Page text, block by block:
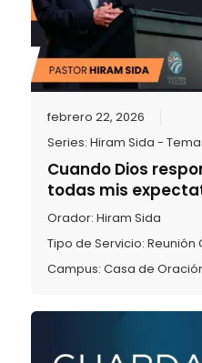
febrero 22, 2026
Series: Hiram Sida -
Cuando Dios
todas mis
Orador: Hiram Sida
Tipo de Servicio: Reunión
Campus: Casa de